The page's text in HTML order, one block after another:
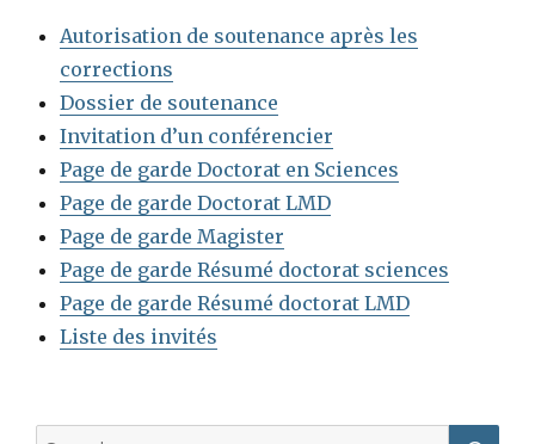
Autorisation de soutenance après les
corrections
Dossier de soutenance
Invitation d’un conférencier
Page de garde Doctorat en Sciences
Page de garde Doctorat LMD
Page de garde Magister
Page de garde Résumé doctorat sciences
Page de garde Résumé doctorat LMD
Liste des invités